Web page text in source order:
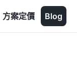
方案定價 Blog